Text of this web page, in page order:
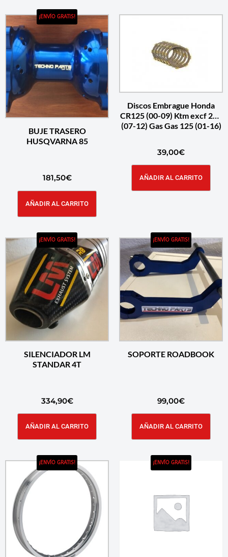
¡ENVÍO GRATIS!
BUJE TRASERO
HUSQVARNA 85
181,50€
AÑADIR AL CARRITO
Discos Embrague Honda
CR125 (00-09) Ktm excf 250
(07-12) Gas Gas 125 (01-16)
39,00€
AÑADIR AL CARRITO
¡ENVÍO GRATIS!
SILENCIADOR LM
STANDAR 4T
334,90€
AÑADIR AL CARRITO
¡ENVÍO GRATIS!
SOPORTE ROADBOOK
99,00€
AÑADIR AL CARRITO
¡ENVÍO GRATIS! ¡ENVÍO GRATIS!